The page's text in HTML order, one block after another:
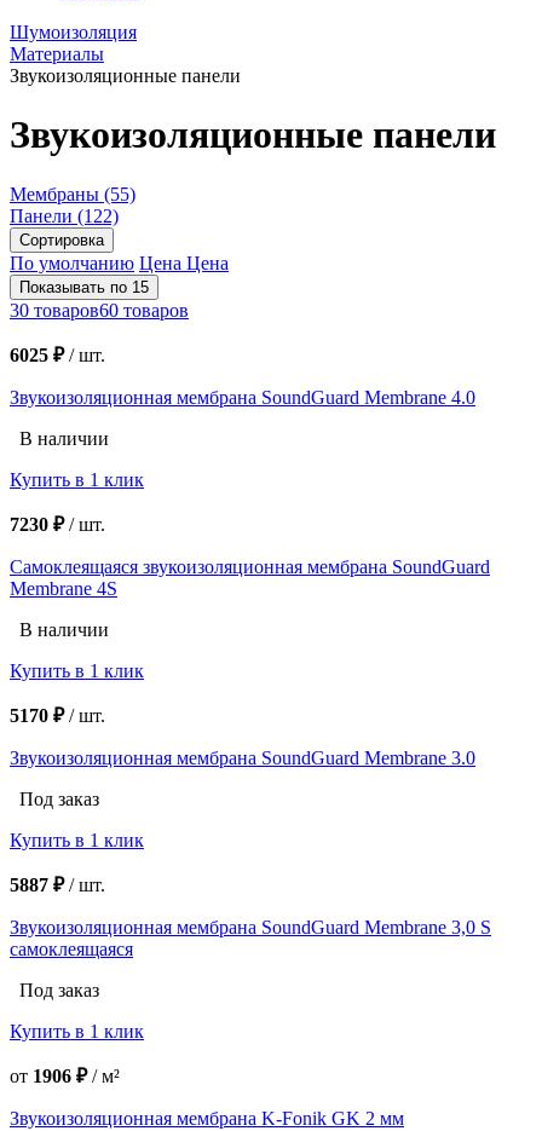
Шумоизоляция
Материалы
Звукоизоляционные панели
Звукоизоляционные панели
Мембраны (55)
Панели (122)
Сортировка
По умолчанию Цена Цена
Показывать по 15
30 товаров60 товаров
6025 ₽/шт.
Звукоизоляционная мембрана SoundGuard Membrane 4.0
В наличии
Купить в 1 клик
7230 ₽/шт.
Самоклеящаяся звукоизоляционная мембрана SoundGuard
Membrane 4S
В наличии
Купить в 1 клик
5170 ₽/шт.
Звукоизоляционная мембрана SoundGuard Membrane 3.0
Под заказ
Купить в 1 клик
5887 ₽/шт.
Звукоизоляционная мембрана SoundGuard Membrane 3,0 S
самоклеящаяся
Под заказ
Купить в 1 клик
от 1906 ₽/м²
Звукоизоляционная мембрана K-Fonik GK 2 мм